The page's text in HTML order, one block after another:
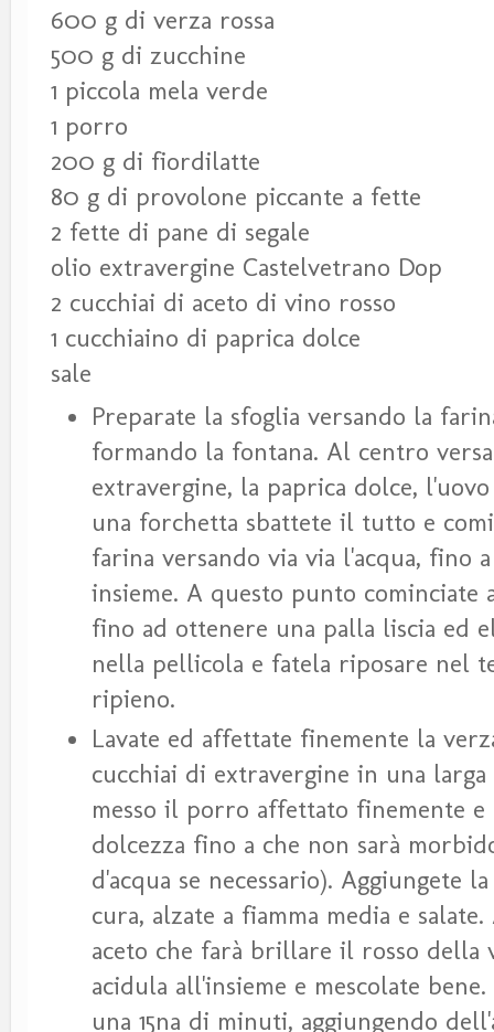
600 g di verza rossa
500 g di zucchine
1 piccola mela verde
1 porro
200 g di fiordilatte
80 g di provolone piccante a fette
2 fette di pane di segale
olio extravergine Castelvetrano Dop
2 cucchiai di aceto di vino rosso
1 cucchiaino di paprica dolce
sale
Preparate la sfoglia versando la
formando la fontana. Al centro
extravergine, la paprica dolce,
una forchetta sbattete il tutto e
farina versando via via l'acqua, fino
insieme. A questo punto cominciate
fino ad ottenere una palla liscia ed
nella pellicola e fatela riposare nel
ripieno.
Lavate ed affettate finemente la
cucchiai di extravergine in una
messo il porro affettato finemente e
dolcezza fino a che non sarà
d'acqua se necessario). Aggiungete
cura, alzate a fiamma media e
aceto che farà brillare il rosso della
acidula all'insieme e mescolate
una 15na di minuti, aggiungendo